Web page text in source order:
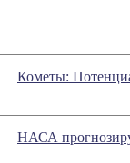
Кометы:
НАСА